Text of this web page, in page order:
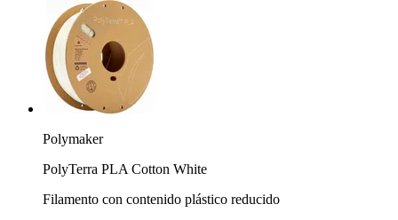
Polymaker
PolyTerra PLA Cotton White
Filamento con contenido plástico reducido